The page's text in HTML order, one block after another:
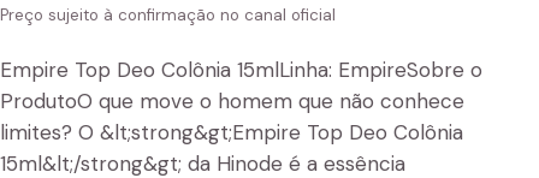
Preço sujeito à confirmação no canal oficial
Empire Top Deo Colônia 15mlLinha: EmpireSobre o
ProdutoO que move o homem que não conhece
limites? O &lt;strong&gt;Empire Top Deo Colônia
15ml&lt;/strong&gt; da Hinode é a essência